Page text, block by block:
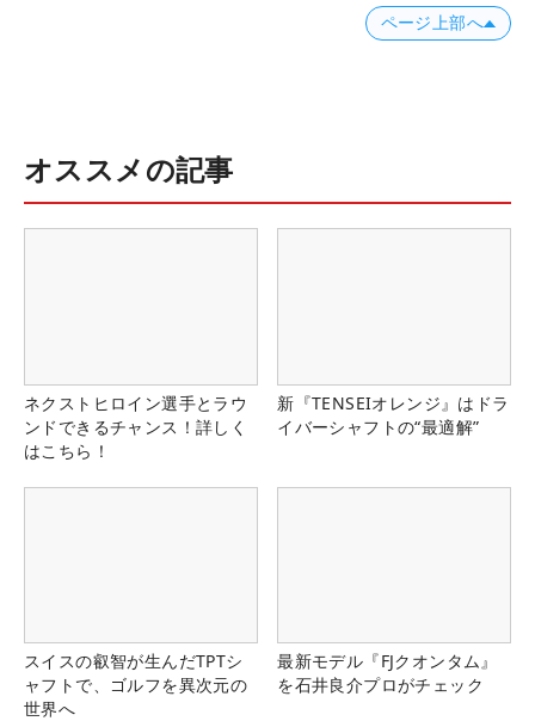
ページ上部へ
オススメの記事
ネクストヒロイン選手とラウ
ンドできるチャンス！詳しく
はこちら！
新『TENSEIオレンジ』はドラ
イバーシャフトの“最適解”
スイスの叡智が生んだTPTシ
ャフトで、ゴルフを異次元の
世界へ
最新モデル『FJクオンタム』
を石井良介プロがチェック